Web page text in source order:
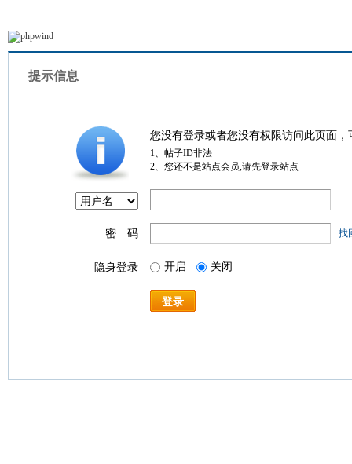
提示信息
您没有登录或者您没有权限访问此页面
1、帖子ID非法
2、您还不是站点会员,请先登录站点
密 码 找
隐身登录 开启 关闭
登录